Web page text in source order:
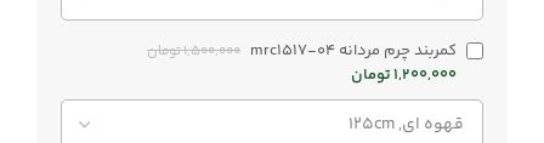
کمربند چرم مردانه mrc1517-04 1,500,000تومان
1,200,000تومان